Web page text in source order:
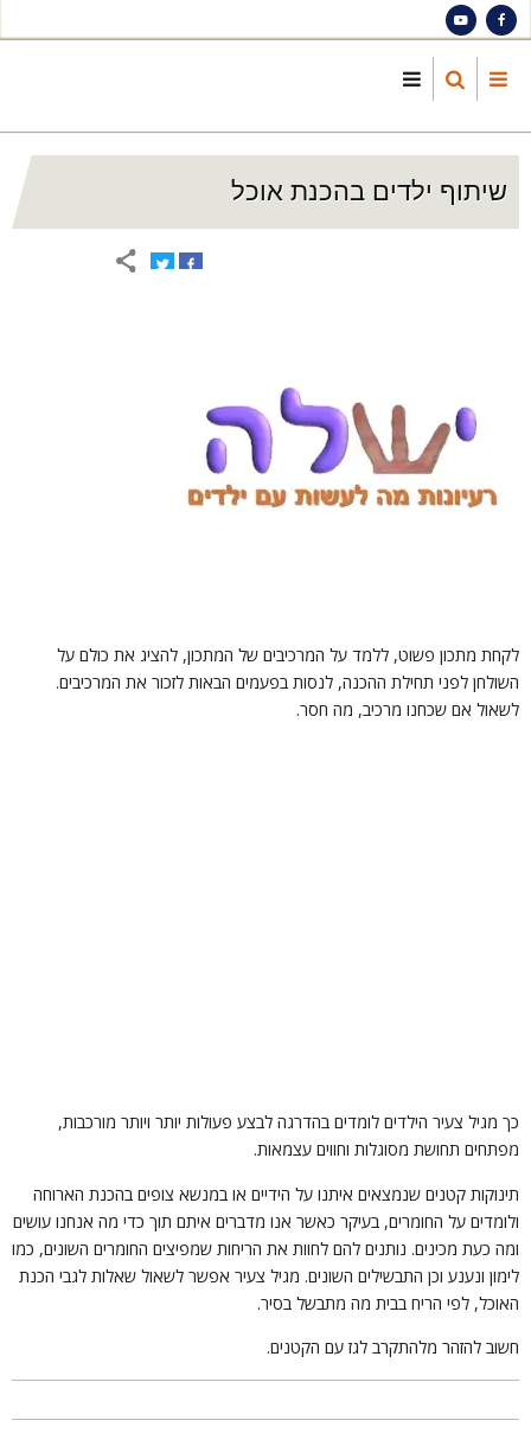
שיתוף ילדים בהכנת אוכל
מתכון פשוט, ללמד על המרכיבים של המתכון, להציג את כולם על
לפני תחילת ההכנה, לנסות בפעמים הבאות לזכור את המרכיבים.
אם שכחנו מרכיב, מה חסר.
מגיל צעיר הילדים לומדים בהדרגה לבצע פעולות יותר ויותר מורכבות,
תחושת מסוגלות וחווים עצמאות.
קטנים שנמצאים איתנו על הידיים או במנשא צופים בהכנת הארוחה
על החומרים, בעיקר כאשר אנו מדברים איתם תוך כדי מה אנחנו עושים
כעת מכינים. נותנים להם לחוות את הריחות שמפיצים החומרים השונים, כמו
ונענע וכן התבשילים השונים. מגיל צעיר אפשר לשאול שאלות לגבי הכנת
לפי הריח בבית מה מתבשל בסיר.
להזהר מלהתקרב לגז עם הקטנים.